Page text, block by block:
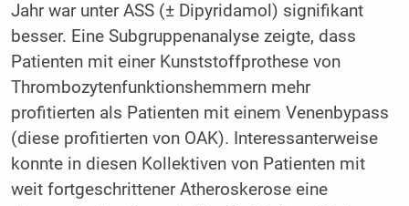
Jahr war unter ASS (± Dipyridamol) signifikant
besser. Eine Subgruppenanalyse zeigte, dass
Patienten mit einer Kunststoffprothese von
Thrombozytenfunktionshemmern mehr
profitierten als Patienten mit einem Venenbypass
(diese profitierten von OAK). Interessanterweise
konnte in diesen Kollektiven von Patienten mit
weit fortgeschrittener Atheroskerose eine